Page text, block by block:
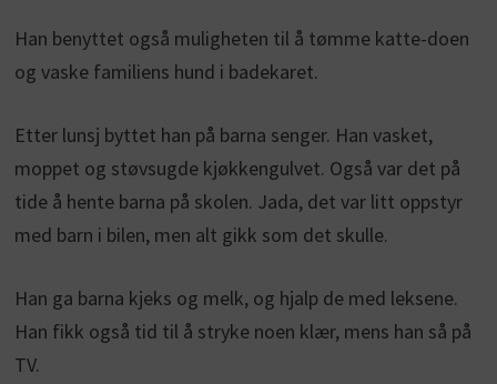
Han benyttet også muligheten til å tømme katte-doen
og vaske familiens hund i badekaret.
Etter lunsj byttet han på barna senger. Han vasket,
moppet og støvsugde kjøkkengulvet. Også var det på
tide å hente barna på skolen. Jada, det var litt oppstyr
med barn i bilen, men alt gikk som det skulle.
Han ga barna kjeks og melk, og hjalp de med leksene.
Han fikk også tid til å stryke noen klær, mens han så på
TV.